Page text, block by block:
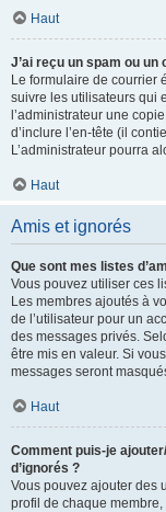
Haut
J’ai reçu un spam ou
Le formulaire de courrier
suivre les utilisateurs qui
l’administrateur une
d’inclure l’en-tête (il
L’administrateur pourra
Haut
Amis et ignorés
Que sont mes listes
Vous pouvez utiliser ces
Les membres ajoutés à
de l’utilisateur pour un
des messages privés.
être mis en valeur. Si
messages seront
Haut
Comment puis-je
d’ignorés ?
Vous pouvez ajouter des
profil de chaque membre,